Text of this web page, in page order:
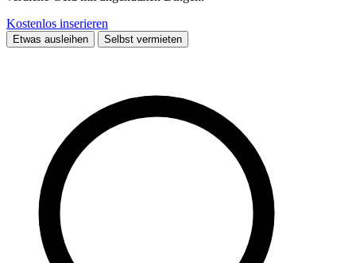
Kostenlos inserieren
Etwas ausleihen Selbst vermieten